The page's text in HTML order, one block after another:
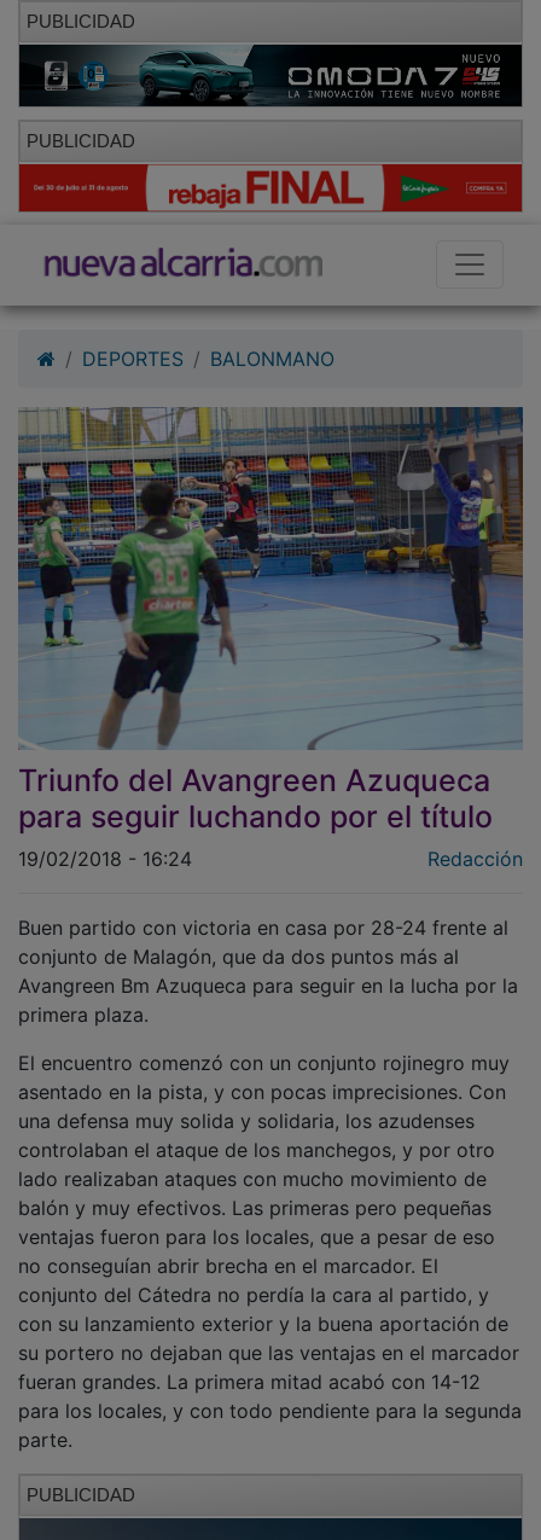
PUBLICIDAD
PUBLICIDAD
Triunfo del Avangreen Azuqueca
para seguir luchando por el título
19/02/2018 - 16:24
conjunto de Malagón, que da dos puntos más al
Avangreen Bm Azuqueca para seguir en la lucha por la
primera plaza.
asentado en la pista, y con pocas imprecisiones. Con
una defensa muy solida y solidaria, los azudenses
controlaban el ataque de los manchegos, y por otro
lado realizaban ataques con mucho movimiento de
balón y muy efectivos. Las primeras pero pequeñas
ventajas fueron para los locales, que a pesar de eso
no conseguían abrir brecha en el marcador. El
conjunto del Cátedra no perdía la cara al partido, y
con su lanzamiento exterior y la buena aportación de
su portero no dejaban que las ventajas en el marcador
fueran grandes. La primera mitad acabó con 14-12
para los locales, y con todo pendiente para la segunda
parte.